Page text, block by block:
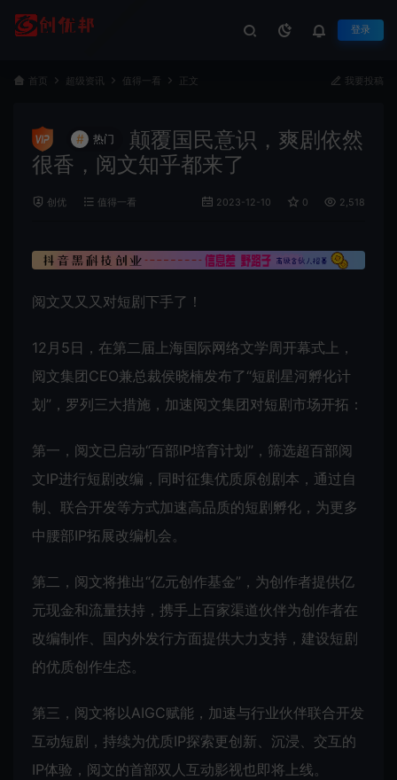
登录
首页 超级资讯 值得一看 正文 我要投稿
# 热门
颠覆国民意识，爽剧依然
很香，阅文知乎都来了
创优 值得一看 2023-12-10 0 2,518
阅文又又又对短剧下手了！
12月5日，在第二届上海国际网络文学周开幕式上，
阅文集团CEO兼总裁侯晓楠发布了“短剧星河孵化计
划”，罗列三大措施，加速阅文集团对短剧市场开拓：
第一，阅文已启动“百部IP培育计划”，筛选超百部阅
文IP进行短剧改编，同时征集优质原创剧本，通过自
制、联合开发等方式加速高品质的短剧孵化，为更多
中腰部IP拓展改编机会。
第二，阅文将推出“亿元创作基金”，为创作者提供亿
元现金和流量扶持，携手上百家渠道伙伴为创作者在
改编制作、国内外发行方面提供大力支持，建设短剧
的优质创作生态。
第三，阅文将以AIGC赋能，加速与行业伙伴联合开发
互动短剧，持续为优质IP探索更创新、沉浸、交互的
IP体验，阅文的首部双人互动影视也即将上线。